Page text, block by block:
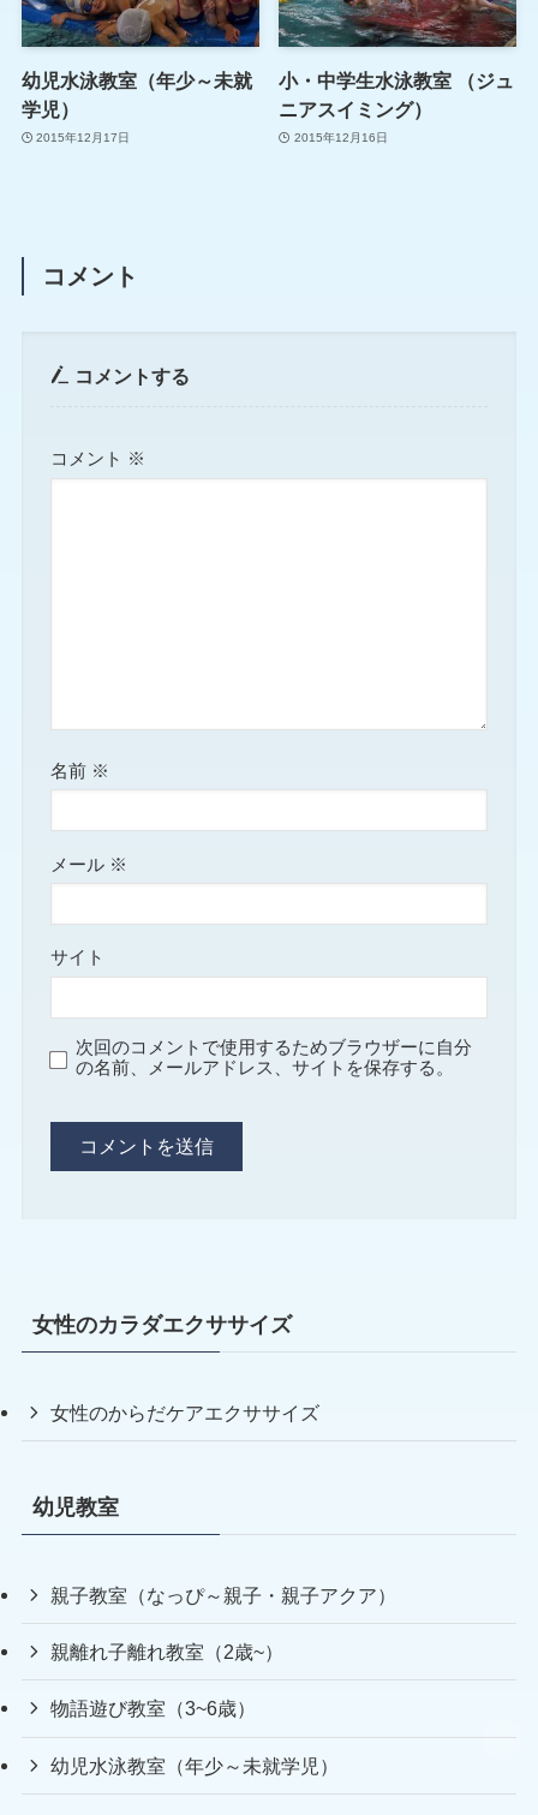
幼児水泳教室（年少～未就
学児）
2015年12月17日
小・中学生水泳教室 （ジュ
ニアスイミング）
2015年12月16日
コメント
コメントする
コメント ※
名前 ※
メール ※
サイト
次回のコメントで使用するためブラウザーに自分
の名前、メールアドレス、サイトを保存する。
女性のカラダエクササイズ
女性のからだケアエクササイズ
幼児教室
親子教室（なっぴ～親子・親子アクア）
親離れ子離れ教室（2歳~）
物語遊び教室（3~6歳）
幼児水泳教室（年少～未就学児）